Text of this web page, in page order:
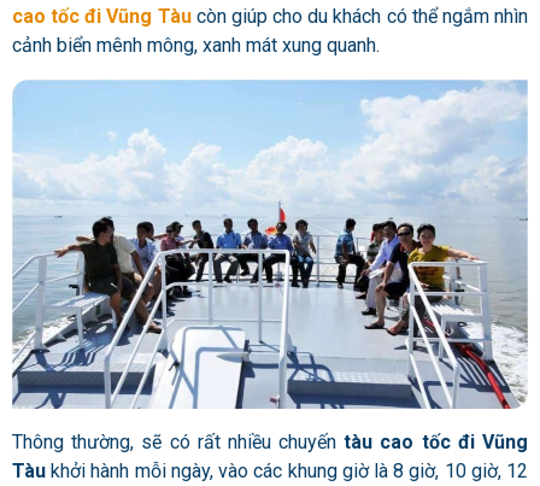
cao tốc đi Vũng Tàucòn giúp cho du khách có thể ngắm nhìn
cảnh biển mênh mông, xanh mát xung quanh.
Thông thường, sẽ có rất nhiều chuyếntàu cao tốc đi Vũng
Tàu khởi hành mỗi ngày, vào các khung giờ là 8 giờ, 10 giờ, 12